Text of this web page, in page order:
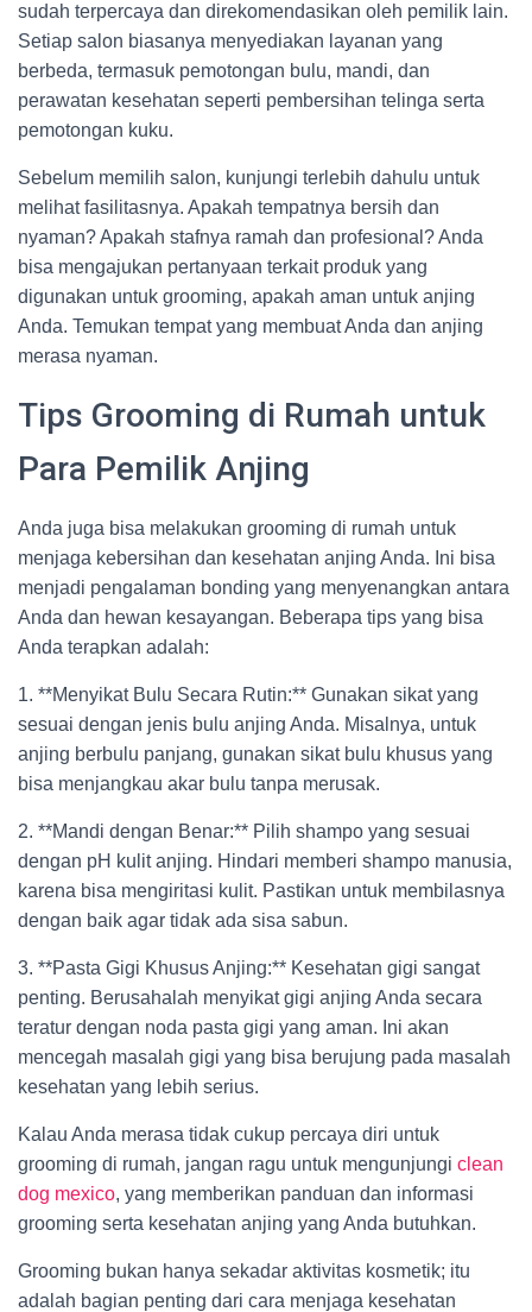
sudah terpercaya dan direkomendasikan oleh pemilik lain.
Setiap salon biasanya menyediakan layanan yang
berbeda, termasuk pemotongan bulu, mandi, dan
perawatan kesehatan seperti pembersihan telinga serta
pemotongan kuku.
Sebelum memilih salon, kunjungi terlebih dahulu untuk
melihat fasilitasnya. Apakah tempatnya bersih dan
nyaman? Apakah stafnya ramah dan profesional? Anda
bisa mengajukan pertanyaan terkait produk yang
digunakan untuk grooming, apakah aman untuk anjing
Anda. Temukan tempat yang membuat Anda dan anjing
merasa nyaman.
Tips Grooming di Rumah untuk
Para Pemilik Anjing
Anda juga bisa melakukan grooming di rumah untuk
menjaga kebersihan dan kesehatan anjing Anda. Ini bisa
menjadi pengalaman bonding yang menyenangkan antara
Anda dan hewan kesayangan. Beberapa tips yang bisa
Anda terapkan adalah:
1. **Menyikat Bulu Secara Rutin:** Gunakan sikat yang
sesuai dengan jenis bulu anjing Anda. Misalnya, untuk
anjing berbulu panjang, gunakan sikat bulu khusus yang
bisa menjangkau akar bulu tanpa merusak.
2. **Mandi dengan Benar:** Pilih shampo yang sesuai
dengan pH kulit anjing. Hindari memberi shampo manusia,
karena bisa mengiritasi kulit. Pastikan untuk membilasnya
dengan baik agar tidak ada sisa sabun.
3. **Pasta Gigi Khusus Anjing:** Kesehatan gigi sangat
penting. Berusahalah menyikat gigi anjing Anda secara
teratur dengan noda pasta gigi yang aman. Ini akan
mencegah masalah gigi yang bisa berujung pada masalah
kesehatan yang lebih serius.
Kalau Anda merasa tidak cukup percaya diri untuk
grooming di rumah, jangan ragu untuk mengunjungi clean
dog mexico, yang memberikan panduan dan informasi
grooming serta kesehatan anjing yang Anda butuhkan.
Grooming bukan hanya sekadar aktivitas kosmetik; itu
adalah bagian penting dari cara menjaga kesehatan